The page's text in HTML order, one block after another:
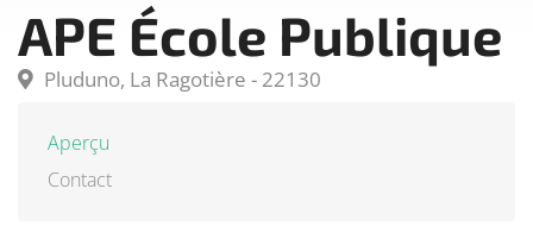
APE École Publique
Pluduno, La Ragotière - 22130
Aperçu
Contact